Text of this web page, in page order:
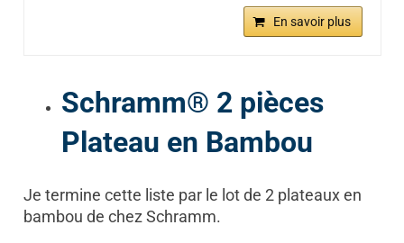
En savoir plus
Schramm® 2 pièces
Plateau en Bambou
Je termine cette liste par le lot de 2 plateaux en
bambou de chez Schramm.